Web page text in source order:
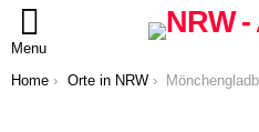
Menu
You are here:
Home Orte in NRW